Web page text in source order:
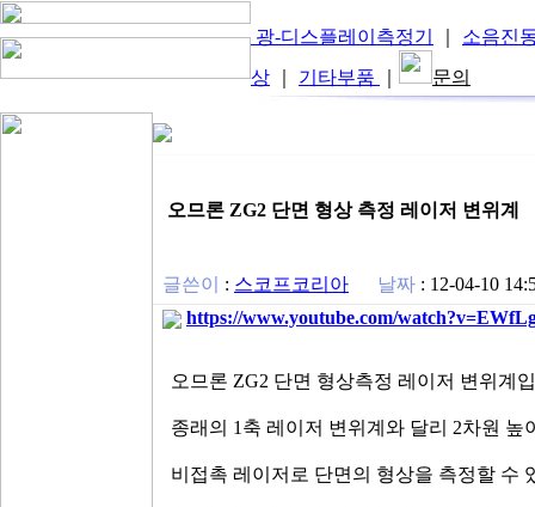
광-디스플레이측정기
소음진
상
기타부품 문의
오므론 ZG2 단면 형상 측정 레이저 변위계
글쓴이 : 스코프코리아 날짜 : 12-04-10
https://www.youtube.com/
오므론 ZG2 단면 형상측정 레이저 변위계
종래의 1축 레이저 변위계와 달리 2차원 높
비접촉 레이저로 단면의 형상을 측정할 수